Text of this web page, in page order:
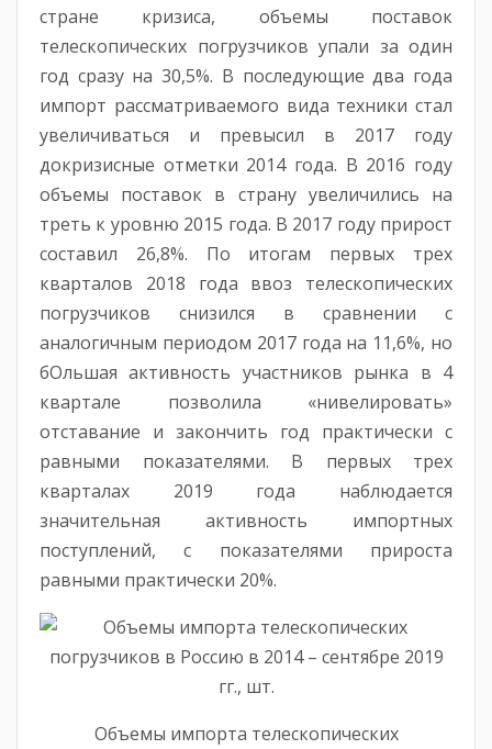
стране кризиса, объемы поставок
телескопических погрузчиков упали за один
год сразу на 30,5%. В последующие два года
импорт рассматриваемого вида техники стал
увеличиваться и превысил в 2017 году
докризисные отметки 2014 года. В 2016 году
объемы поставок в страну увеличились на
треть к уровню 2015 года. В 2017 году прирост
составил 26,8%. По итогам первых трех
кварталов 2018 года ввоз телескопических
погрузчиков снизился в сравнении с
аналогичным периодом 2017 года на 11,6%, но
бОльшая активность участников рынка в 4
квартале позволила «нивелировать»
отставание и закончить год практически с
равными показателями. В первых трех
кварталах 2019 года наблюдается
значительная активность импортных
поступлений, с показателями прироста
равными практически 20%.
Объемы импорта телескопических